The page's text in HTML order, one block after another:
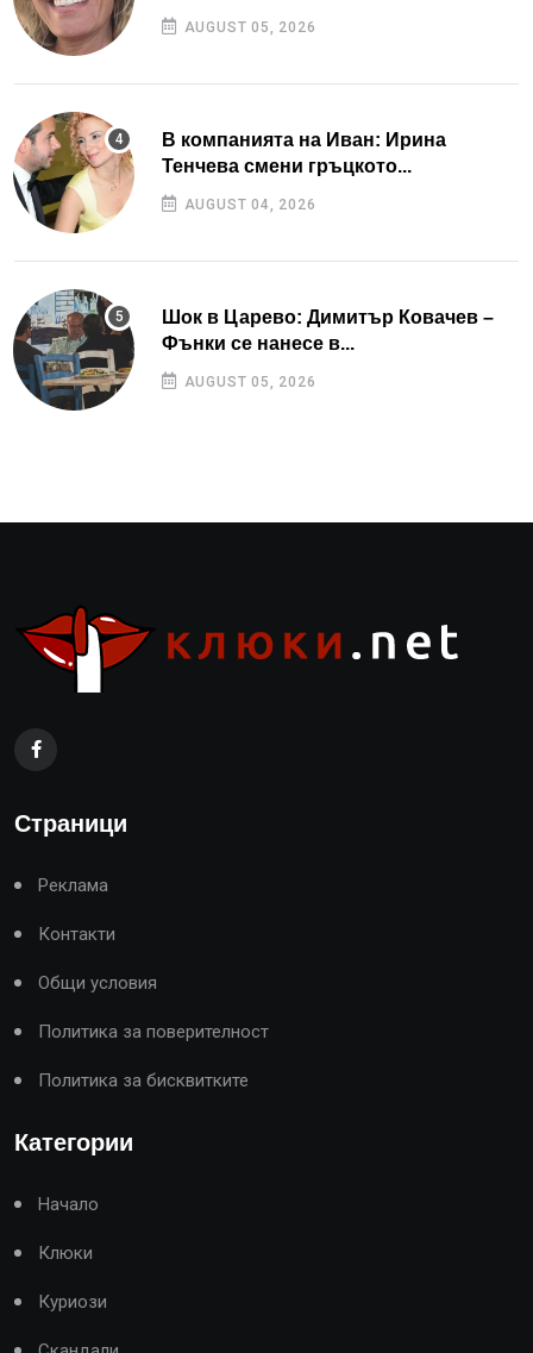
AUGUST 05, 2026
В компанията на Иван: Ирина
Тенчева смени гръцкото...
AUGUST 04, 2026
Шок в Царево: Димитър Ковачев –
Фънки се нанесе в...
AUGUST 05, 2026
Страници
Реклама
Контакти
Общи условия
Политика за поверителност
Политика за бисквитките
Категории
Начало
Клюки
Куриози